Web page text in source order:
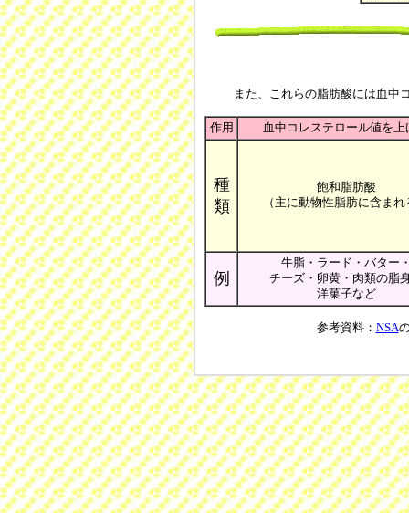
また、これらの脂肪酸には血中
作用 血中コレステロール値を上
種
類
飽和脂肪酸
（主に動物性脂肪に含まれ
例
牛脂・ラード・バター
チーズ・卵黄・肉類の脂
洋菓子など
参考資料： NSA